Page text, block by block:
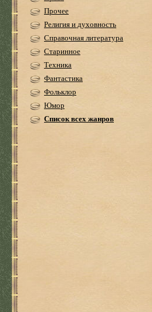
Прочее
Религия и духовность
Справочная литература
Старинное
Техника
Фантастика
Фольклор
Юмор
Список всех жанров